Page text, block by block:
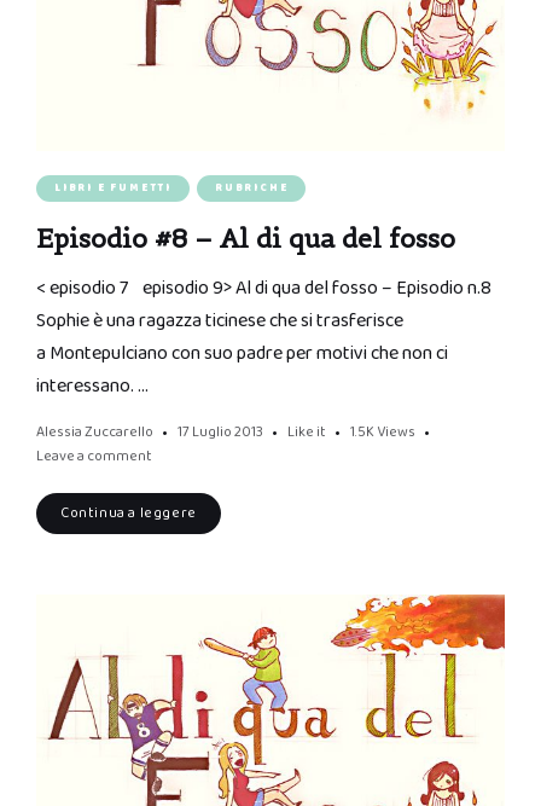
LIBRI E FUMETTI RUBRICHE
Episodio #8 – Al di qua del fosso
< episodio 7 episodio 9> Al di qua del fosso – Episodio n.8
Sophie è una ragazza ticinese che si trasferisce
a Montepulciano con suo padre per motivi che non ci
interessano. …
Alessia Zuccarello 17 Luglio 2013 Like it 1.5K Views
Leave a comment
Continua a leggere